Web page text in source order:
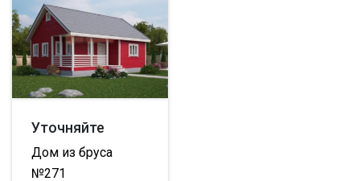
Уточняйте
Дом из бруса
№271